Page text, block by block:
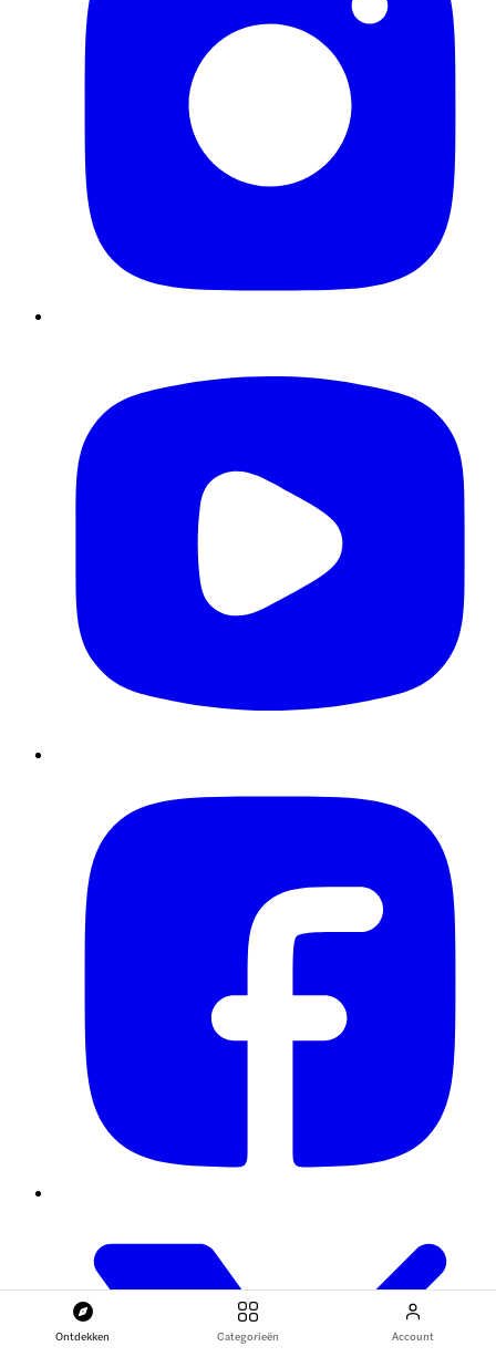
Ontdekken Categorieën Account